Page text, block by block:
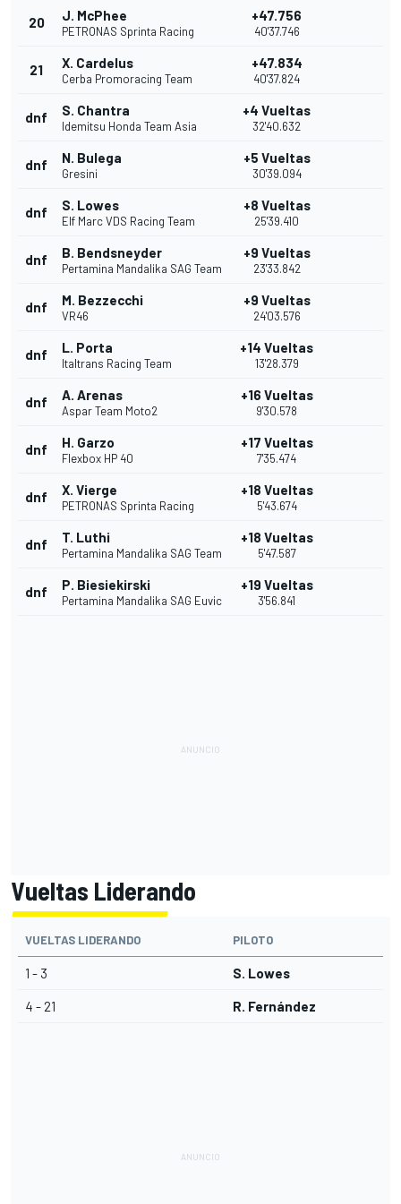
20 J. McPhee
PETRONAS Sprinta Racing
+47.756
40'37.746
21 X. Cardelus
Cerba Promoracing Team
+47.834
40'37.824
dnf S. Chantra
Idemitsu Honda Team Asia
+4 Vueltas
32'40.632
dnf N. Bulega
Gresini
+5 Vueltas
30'39.094
dnf S. Lowes
Elf Marc VDS Racing Team
+8 Vueltas
25'39.410
dnf B. Bendsneyder
Pertamina Mandalika SAG Team
+9 Vueltas
23'33.842
dnf M. Bezzecchi
VR46
+9 Vueltas
24'03.576
dnf L. Porta
Italtrans Racing Team
+14 Vueltas
13'28.379
dnf A. Arenas
Aspar Team Moto2
+16 Vueltas
9'30.578
dnf H. Garzo
Flexbox HP 40
+17 Vueltas
7'35.474
dnf X. Vierge
PETRONAS Sprinta Racing
+18 Vueltas
5'43.674
dnf T. Luthi
Pertamina Mandalika SAG Team
+18 Vueltas
5'47.587
dnf P. Biesiekirski
Pertamina Mandalika SAG Euvic
+19 Vueltas
3'56.841
Vueltas Liderando
VUELTAS LIDERANDO PILOTO
1 - 3 S. Lowes
4 - 21 R. Fernández